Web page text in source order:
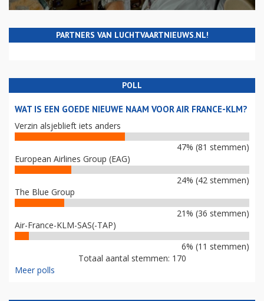
PARTNERS VAN LUCHTVAARTNIEUWS.NL!
POLL
WAT IS EEN GOEDE NIEUWE NAAM VOOR AIR FRANCE-KLM?
Verzin alsjeblieft iets anders
47% (81 stemmen)
European Airlines Group (EAG)
24% (42 stemmen)
The Blue Group
21% (36 stemmen)
Air-France-KLM-SAS(-TAP)
6% (11 stemmen)
Totaal aantal stemmen: 170
Meer polls